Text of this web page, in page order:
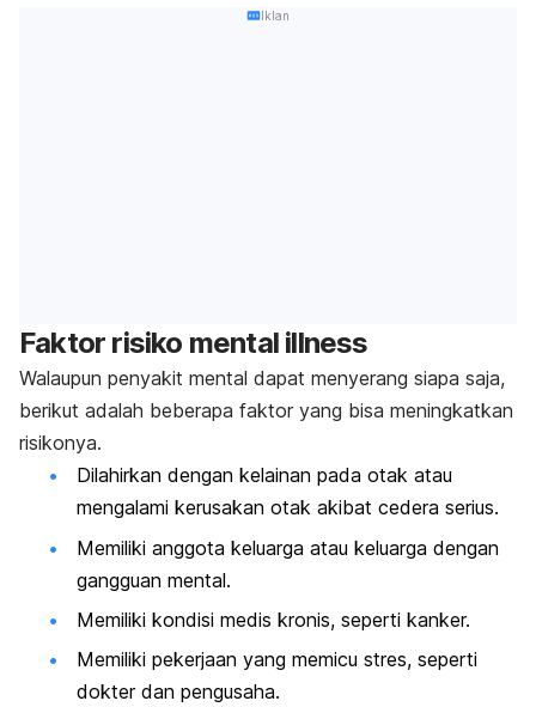
Iklan
Faktor risiko mental illness
Walaupun penyakit mental dapat menyerang siapa saja,
berikut adalah beberapa faktor yang bisa meningkatkan
risikonya.
Dilahirkan dengan kelainan pada otak atau
mengalami kerusakan otak akibat cedera serius.
Memiliki anggota keluarga atau keluarga dengan
gangguan mental.
Memiliki kondisi medis kronis, seperti kanker.
Memiliki pekerjaan yang memicu stres, seperti
dokter dan pengusaha.